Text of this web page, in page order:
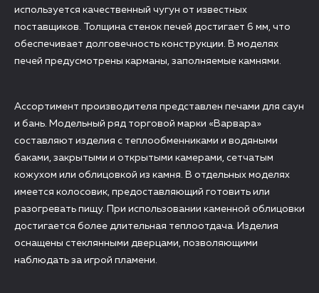
используется качественный чугун от известных
поставщиков. Толщина стенок печей достигает 6 мм, что
обеспечивает долговечность конструкции. В моделях
печей предусмотрены карманы, заполняемые камнями.
Ассортимент производителя представлен печами для саун
и бань. Модельный ряд торговой марки «Варвара»
составляют изделия с теплообменниками и водяными
баками, закрытыми и открытыми камерами, сетчатым
кожухом или облицовкой из камня. В отдельных моделях
имеется колосовик, предоставляющий готовить или
разогревать пищу. При использовании каменной облицовки
достигается более длительная теплоотдача. Изделия
оснащены стеклянными дверцами, позволяющими
наблюдать за игрой пламени.